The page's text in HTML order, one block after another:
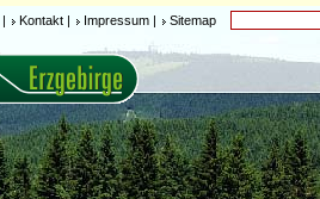
| Kontakt | Impressum | Sitemap